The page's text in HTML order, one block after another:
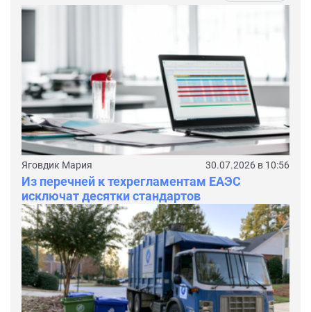
Яговдик Мария 30.07.2026 в 10:56
Из перечней к техрегламентам ЕАЭС
исключат десятки стандартов